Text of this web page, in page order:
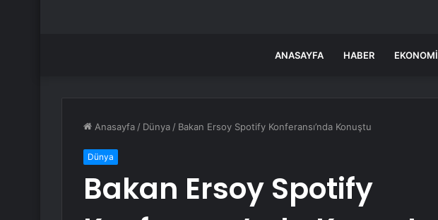
ANASAYFA HABER EKONOMI
Anasayfa / Dünya / Bakan Ersoy Spotify Konferansı’nda Konuştu
Dünya
Bakan Ersoy Spotify